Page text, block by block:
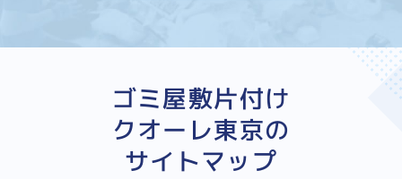
ゴミ屋敷片付け
クオーレ東京の
サイトマップ